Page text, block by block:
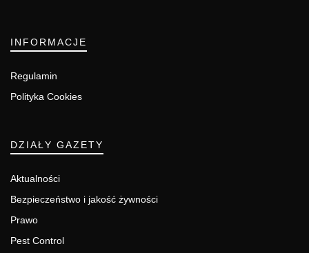
INFORMACJE
Regulamin
Polityka Cookies
DZIAŁY GAZETY
Aktualności
Bezpieczeństwo i jakość żywności
Prawo
Pest Control